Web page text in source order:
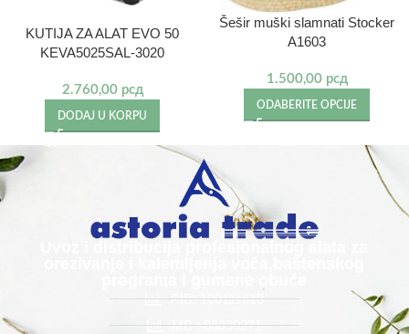
KUTIJA ZA ALAT EVO 50
KEVA5025SAL-3020
2.760,00 рсд
DODAJ U KORPU
Šešir muški slamnati Stocker
A1603
1.500,00 рсд
ODABERITE OPCIJE
PIB: 100111613
MB : 06339271